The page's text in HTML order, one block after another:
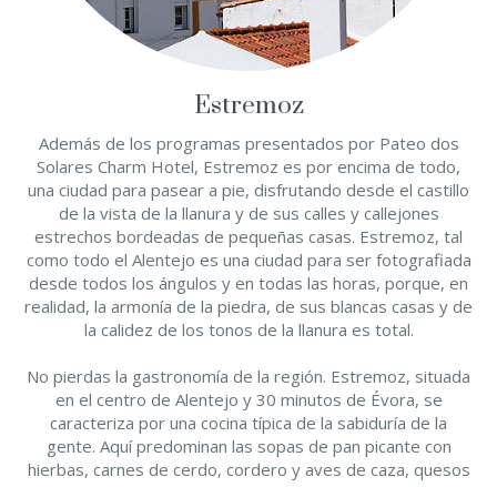
Estremoz
Además de los programas presentados por Pateo dos
Solares Charm Hotel, Estremoz es por encima de todo,
una ciudad para pasear a pie, disfrutando desde el castillo
de la vista de la llanura y de sus calles y callejones
estrechos bordeadas de pequeñas casas. Estremoz, tal
como todo el Alentejo es una ciudad para ser fotografiada
desde todos los ángulos y en todas las horas, porque, en
realidad, la armonía de la piedra, de sus blancas casas y de
la calidez de los tonos de la llanura es total.
No pierdas la gastronomía de la región. Estremoz, situada
en el centro de Alentejo y 30 minutos de Évora, se
caracteriza por una cocina típica de la sabiduría de la
gente. Aquí predominan las sopas de pan picante con
hierbas, carnes de cerdo, cordero y aves de caza, quesos